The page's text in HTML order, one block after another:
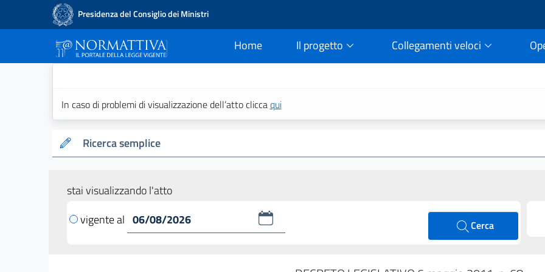
Presidenza del Consiglio dei Ministri
Home
current Il progetto Collegamenti veloci
In caso di problemi di visualizzazione dell’atto cliccaqui
Ricerca semplice
stai visualizzando l'atto
vigente al
Cerca